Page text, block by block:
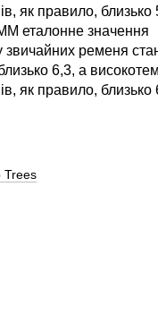
як правило, близько
еталонне значення
звичайних ременя
6,3, а
як правило, близько
Trees